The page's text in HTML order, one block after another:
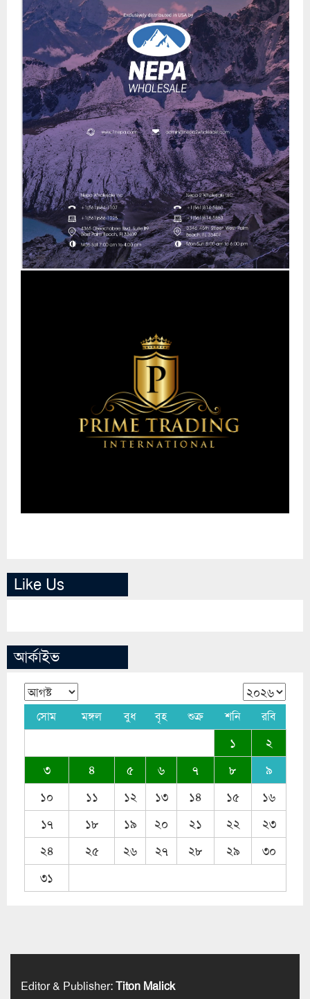
Like Us
আর্কাইভ
সোম মঙ্গল বুধ বৃহ শুক্র শনি রবি
১
২
৩
৪ ৫ ৬ ৭ ৮
৯
১০
১১ ১২ ১৩ ১৪ ১৫
১৬
১৭
১৮ ১৯ ২০ ২১ ২২
২৩
২৪
২৫ ২৬ ২৭ ২৮ ২৯
৩০
৩১
Editor & Publisher:Titon Malick